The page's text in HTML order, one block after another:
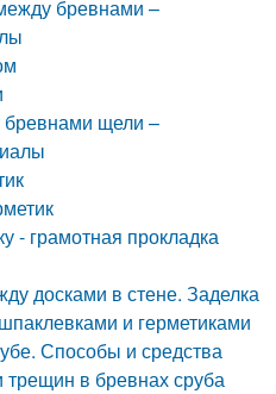
бревнами –
бревнами щели –
- грамотная прокладка
досками в стене. Заделка
и герметиками
Способы и средства
трещин в бревнах сруба